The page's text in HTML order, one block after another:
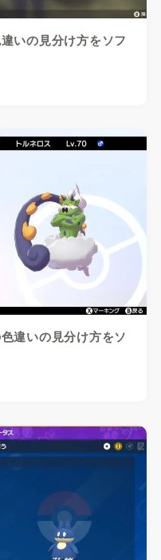
いの見分け方をソフ
違いの見分け方をソ